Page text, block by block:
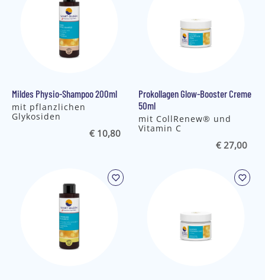
Mildes Physio-Shampoo 200ml
mit pflanzlichen
Glykosiden
€ 10,80
Prokollagen Glow-Booster Creme
50ml
mit CollRenew® und
Vitamin C
€ 27,00